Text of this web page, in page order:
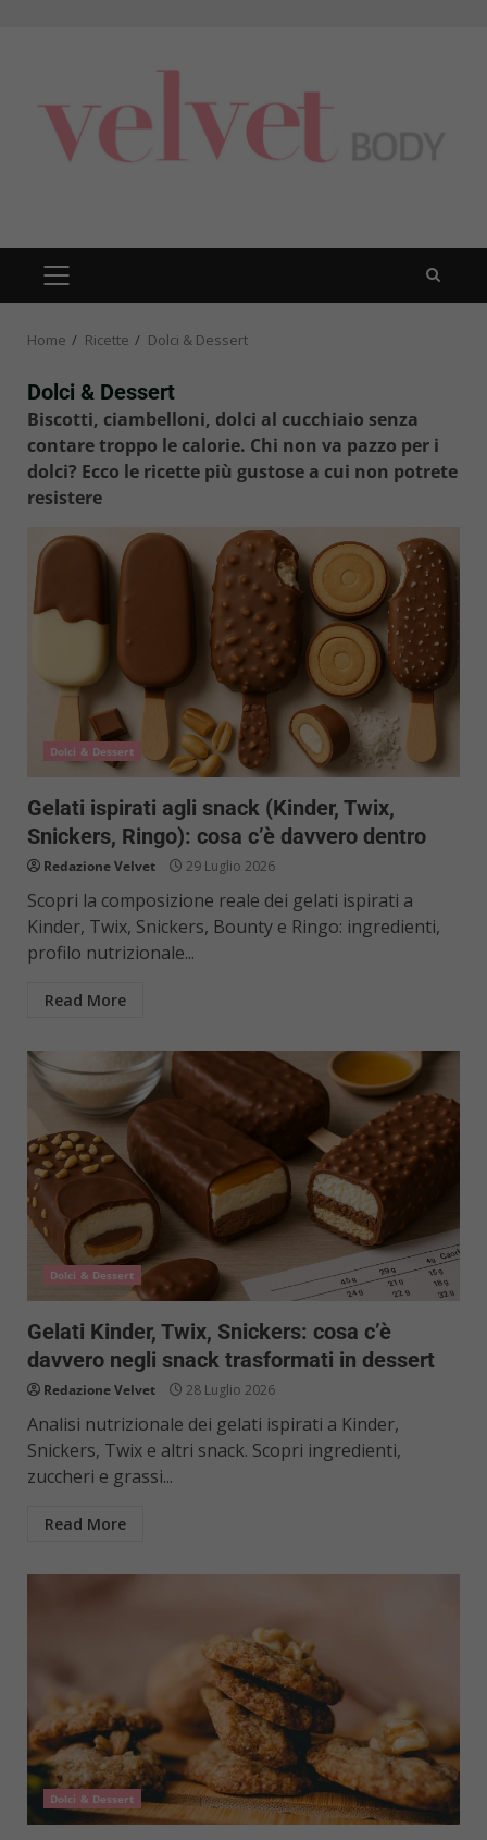
PRIMARY
MENU
Home Ricette Dolci & Dessert
Dolci & Dessert
Biscotti, ciambelloni, dolci al cucchiaio senza
contare troppo le calorie. Chi non va pazzo per i
dolci? Ecco le ricette più gustose a cui non potrete
resistere
Dolci & Dessert
Gelati ispirati agli snack (Kinder, Twix,
Snickers, Ringo): cosa c’è davvero dentro
Redazione Velvet 29 Luglio 2026
Scopri la composizione reale dei gelati ispirati a
Kinder, Twix, Snickers, Bounty e Ringo: ingredienti,
profilo nutrizionale...
Read More
Dolci & Dessert
Gelati Kinder, Twix, Snickers: cosa c’è
davvero negli snack trasformati in dessert
Redazione Velvet 28 Luglio 2026
Analisi nutrizionale dei gelati ispirati a Kinder,
Snickers, Twix e altri snack. Scopri ingredienti,
zuccheri e grassi...
Read More
Dolci & Dessert